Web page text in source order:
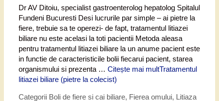
Dr AV Ditoiu, specialist gastroenterolog hepatolog Spitalul
Fundeni Bucuresti Desi lucrurile par simple – ai pietre la
fiere, trebuie sa te operezi- de fapt, tratamentul litiazei
biliare nu este acelasi la toti pacientii Metoda aleasa
pentru tratamentul litiazei biliare la un anume pacient este
in functie de caracteristicile bolii fiecarui pacient, starea
organismului si prezenta … Citește mai multTratamentul
litiazei biliare (pietre la colecist)
Categorii Boli de fiere si cai biliare, Fierea omului, Litiaza